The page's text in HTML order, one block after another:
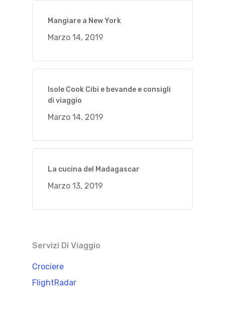
Mangiare a New York
Marzo 14, 2019
Isole Cook Cibi e bevande e consigli
di viaggio
Marzo 14, 2019
La cucina del Madagascar
Marzo 13, 2019
Servizi Di Viaggio
Crociere
FlightRadar